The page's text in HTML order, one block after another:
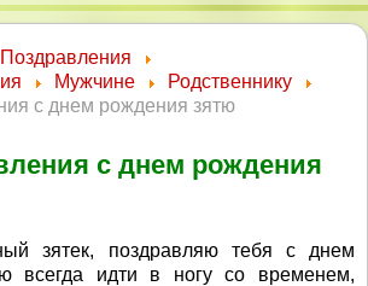
Поздравления
Мужчине
Родственнику
с днем рождения зятю
с днем рождения
зятек, поздравляю тебя с днем
всегда идти в ногу со временем,